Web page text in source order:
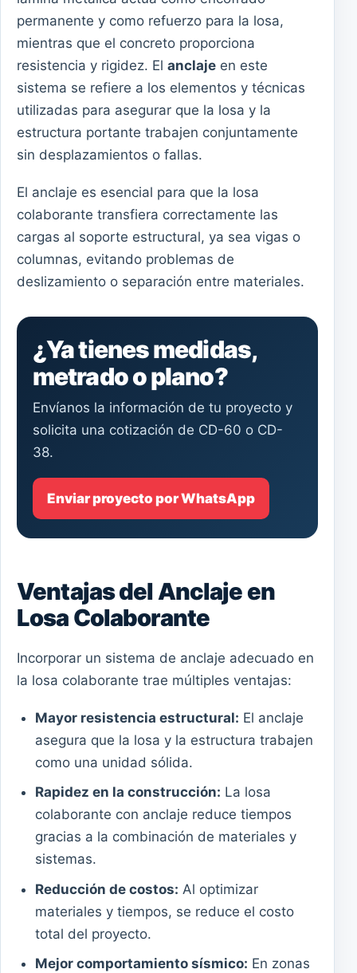
permanente y como refuerzo para la losa,
mientras que el concreto proporciona
resistencia y rigidez. El anclaje en este
sistema se refiere a los elementos y técnicas
utilizadas para asegurar que la losa y la
estructura portante trabajen conjuntamente
sin desplazamientos o fallas.
El anclaje es esencial para que la losa
colaborante transfiera correctamente las
cargas al soporte estructural, ya sea vigas o
columnas, evitando problemas de
deslizamiento o separación entre materiales.
¿Ya tienes medidas,
metrado o plano?
Envíanos la información de tu proyecto y
solicita una cotización de CD-60 o CD-
38.
Enviar proyecto por WhatsApp
Ventajas del Anclaje en
Losa Colaborante
Incorporar un sistema de anclaje adecuado en
la losa colaborante trae múltiples ventajas:
Mayor resistencia estructural: El anclaje
asegura que la losa y la estructura trabajen
como una unidad sólida.
Rapidez en la construcción: La losa
colaborante con anclaje reduce tiempos
gracias a la combinación de materiales y
sistemas.
Reducción de costos: Al optimizar
materiales y tiempos, se reduce el costo
total del proyecto.
Mejor comportamiento sísmico: En zonas